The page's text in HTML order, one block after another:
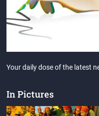
Your daily dose of the latest
In Pictures